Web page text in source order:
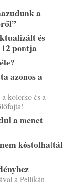
a
és
12 pontja
azonos a
kolorko és a
a menet
kóstolhattál
a Pellikán